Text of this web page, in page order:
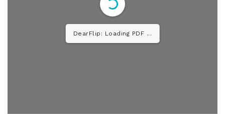
DearFlip: Loading PDF 26%
...